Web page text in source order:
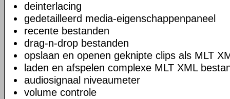
deinterlacing
gedetailleerd media-eigenschappenpaneel
recente bestanden
drag-n-drop bestanden
opslaan en openen geknipte clips als MLT
laden en afspelen complexe MLT XML
audiosignaal niveaumeter
volume controle